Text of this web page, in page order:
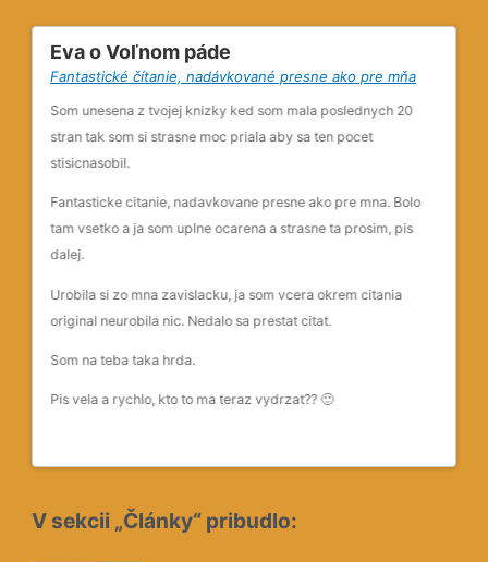
Eva o Voľnom páde
Fantastické čítanie, nadávkované presne ako pre mňa
Som unesena z tvojej knizky ked som mala poslednych 20
stran tak som si strasne moc priala aby sa ten pocet
stisicnasobil.
Fantasticke citanie, nadavkovane presne ako pre mna. Bolo
tam vsetko a ja som uplne ocarena a strasne ta prosim, pis
dalej.
Urobila si zo mna zavislacku, ja som vcera okrem citania
original neurobila nic. Nedalo sa prestat citat.
Som na teba taka hrda.
Pis vela a rychlo, kto to ma teraz vydrzat??🙂
V sekcii „Články“ pribudlo: